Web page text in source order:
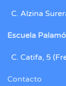
C. Alzina
Escuela
C. Catifa, 5
Contacto